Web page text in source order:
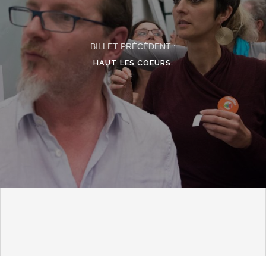
BILLET PRÉCÉDENT :
HAUT LES COEURS.